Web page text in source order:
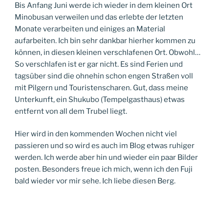
Bis Anfang Juni werde ich wieder in dem kleinen Ort
Minobusan verweilen und das erlebte der letzten
Monate verarbeiten und einiges an Material
aufarbeiten. Ich bin sehr dankbar hierher kommen zu
können, in diesen kleinen verschlafenen Ort. Obwohl…
So verschlafen ist er gar nicht. Es sind Ferien und
tagsüber sind die ohnehin schon engen Straßen voll
mit Pilgern und Touristenscharen. Gut, dass meine
Unterkunft, ein Shukubo (Tempelgasthaus) etwas
entfernt von all dem Trubel liegt.
Hier wird in den kommenden Wochen nicht viel
passieren und so wird es auch im Blog etwas ruhiger
werden. Ich werde aber hin und wieder ein paar Bilder
posten. Besonders freue ich mich, wenn ich den Fuji
bald wieder vor mir sehe. Ich liebe diesen Berg.